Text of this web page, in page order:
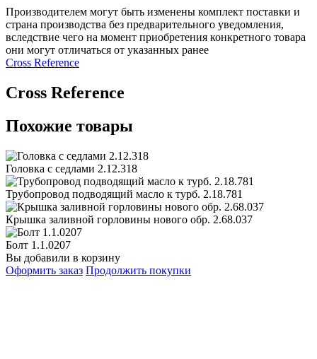
Производителем могут быть изменены комплект поставки и
страна производства без предварительного уведомления,
вследствие чего на момент приобретения конкретного товара
они могут отличаться от указанных ранее
Сross Reference
Сross Reference
Похожие товары
Головка с седлами 2.12.318
Трубопровод подводящий масло к турб. 2.18.781
Крышка заливной горловины нового обр. 2.68.037
Болт 1.1.0207
Вы добавили в корзину
Оформить заказ Продолжить покупки